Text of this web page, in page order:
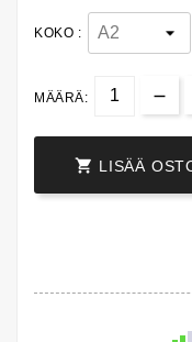
KOKO :
MÄÄRÄ:
 LISÄÄ